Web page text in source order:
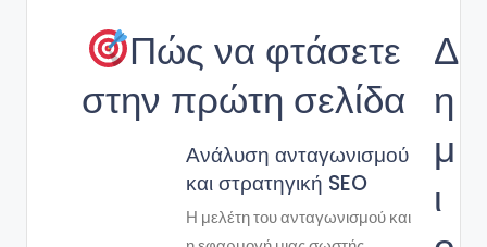
Πώς να φτάσετε
στην πρώτη σελίδα
Ανάλυση ανταγωνισμού
και στρατηγική SEO
Η μελέτη του ανταγωνισμού και
Δ
η
μ
ι